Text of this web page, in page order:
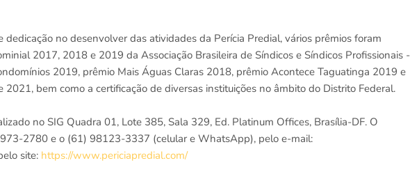
dedicação no desenvolver das atividades da Perícia Predial, vários prêmios foram
2017, 2018 e 2019 da Associação Brasileira de Síndicos e Síndicos Profissionais -
2019, prêmio Mais Águas Claras 2018, prêmio Acontece Taguatinga 2019 e
bem como a certificação de diversas instituições no âmbito do Distrito Federal.
no SIG Quadra 01, Lote 385, Sala 329, Ed. Platinum Offices, Brasília-DF. O
2780 e o (61) 98123-3337 (celular e WhatsApp), pelo e-mail:
site: https://www.periciapredial.com/